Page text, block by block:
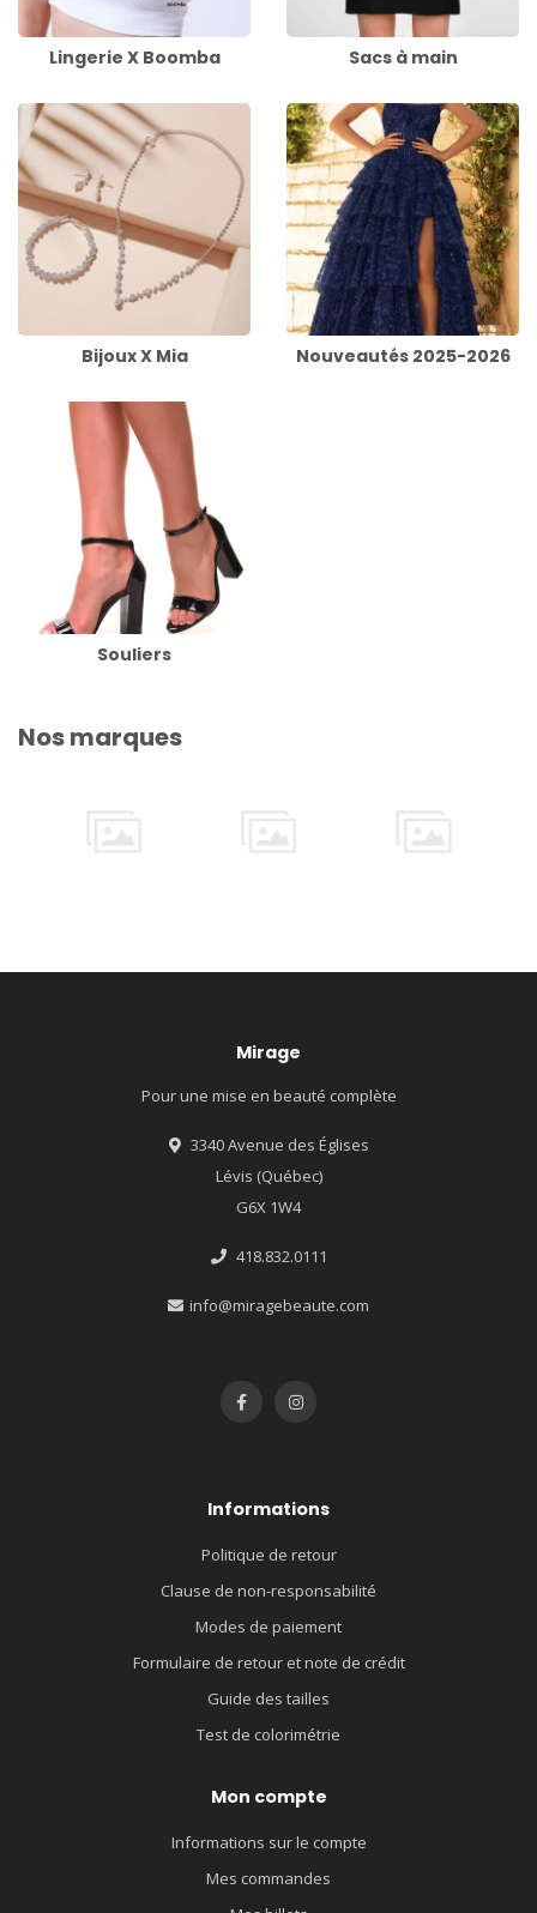
Lingerie X Boomba Sacs à main
Bijoux X Mia Nouveautés 2025-2026
Souliers
Nos marques
Mirage
Pour une mise en beauté complète
3340 Avenue des Églises
Lévis (Québec)
G6X 1W4
418.832.0111
info@miragebeaute.com
Informations
Politique de retour
Clause de non-responsabilité
Modes de paiement
Formulaire de retour et note de crédit
Guide des tailles
Test de colorimétrie
Mon compte
Informations sur le compte
Mes commandes